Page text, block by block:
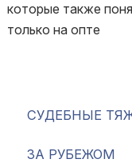
которые также
только на опте
СУДЕБНЫЕ
ЗА РУБЕЖОМ